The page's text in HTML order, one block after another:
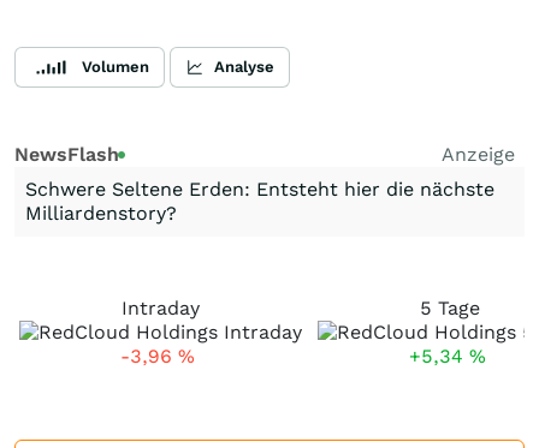
Volumen Analyse
NewsFlash
Anzeige
Schwere Seltene Erden: Entsteht hier die nächste
Milliardenstory?
Intraday
-3,96 %
5 Tage
+5,34 %